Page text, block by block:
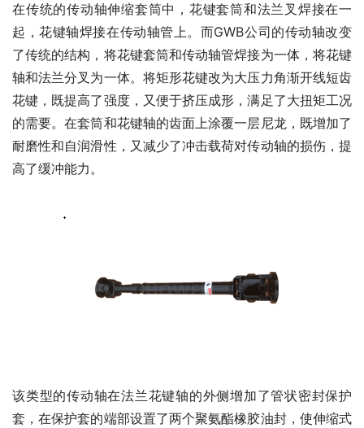
在传统的传动轴伸缩套筒中，花键套筒和法兰叉焊接在一
起，花键轴焊接在传动轴管上。而GWB公司的传动轴改变
了传统的结构，将花键套筒和传动轴管焊接为一体，将花键
轴和法兰分叉为一体。将矩形花键改为大压力角渐开线短齿
花键，既提高了强度，又便于挤压成形，满足了大扭矩工况
的需要。在套筒和花键轴的齿面上涂覆一层尼龙，既增加了
耐磨性和自润滑性，又减少了冲击载荷对传动轴的损伤，提
高了缓冲能力。
该类型的传动轴在法兰花键轴的外侧增加了管状密封保护
套，在保护套的端部设置了两个聚氨酯橡胶油封，使伸缩式